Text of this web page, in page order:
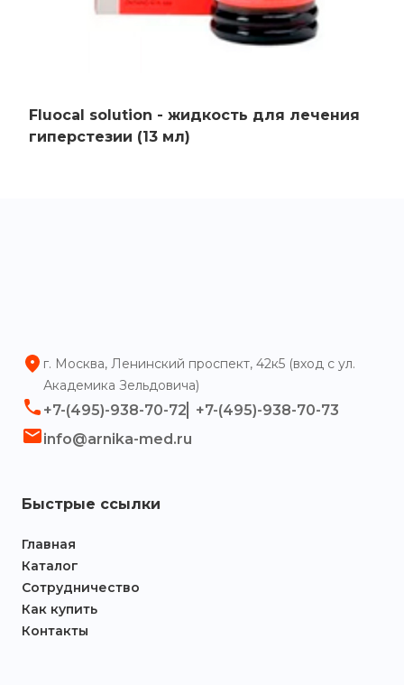
Fluocal solution - жидкость для лечения
гиперстезии (13 мл)
г. Москва, Ленинский проспект, 42к5 (вход с ул.
Академика Зельдовича)
+7-(495)-938-70-72
+7-(495)-938-70-73
info@arnika-med.ru
Быстрые ссылки
Главная
Каталог
Сотрудничество
Как купить
Контакты